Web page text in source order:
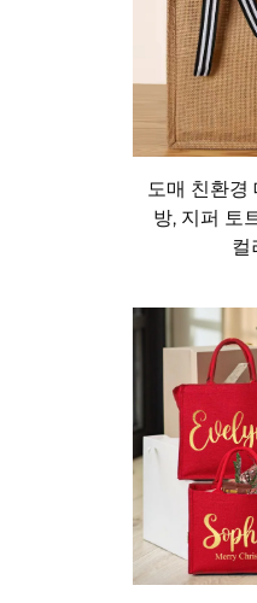
소지품에 유해 물질이 스
품목을 운반할 때도 이상
지되도록 도와줍니다.
봉투보다 초기 비용이 약
주 교체해야 하므로 수개월
하지 않습니다. 많은 소매
방은 수년간 사용할 수 있도
줄이려는 사람에게 자루
번 스스로의 비용을 상쇄하
반적이고 실용적인 방법
도매 친환경
방, 지퍼 토
컬